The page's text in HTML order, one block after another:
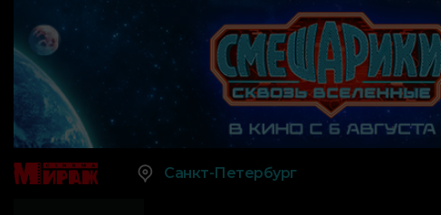
Санкт-Петербург